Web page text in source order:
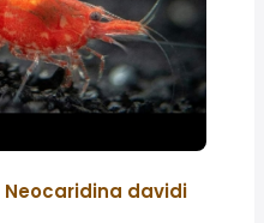
Neocaridina davidi